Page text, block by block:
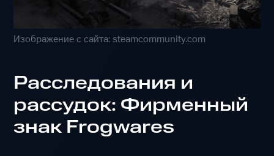
Изображение с сайта: steamcommunity.com
Расследования и
рассудок: Фирменный
знак Frogwares